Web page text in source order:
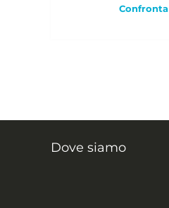
Confronta
Dove siamo